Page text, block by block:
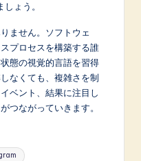
ょう。
ません。ソフトウェ
プロセスを構築する誰
態の視覚的言語を習得
なくても、複雑さを制
ベント、結果に注目し
つながっていきます。